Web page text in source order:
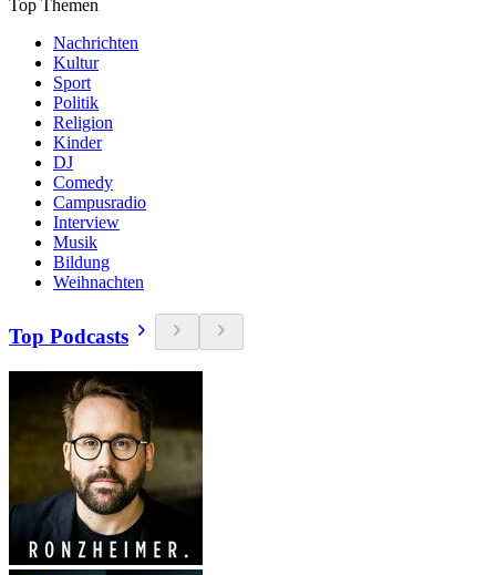
Top Themen
Nachrichten
Kultur
Sport
Politik
Religion
Kinder
DJ
Comedy
Campusradio
Interview
Musik
Bildung
Weihnachten
Top Podcasts